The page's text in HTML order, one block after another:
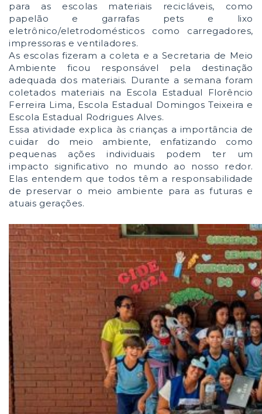
para as escolas materiais recicláveis, como
papelão e garrafas pets e lixo
eletrônico/eletrodomésticos como carregadores,
impressoras e ventiladores.
As escolas fizeram a coleta e a Secretaria de Meio
Ambiente ficou responsável pela destinação
adequada dos materiais. Durante a semana foram
coletados materiais na Escola Estadual Florêncio
Ferreira Lima, Escola Estadual Domingos Teixeira e
Escola Estadual Rodrigues Alves.
Essa atividade explica às crianças a importância de
cuidar do meio ambiente, enfatizando como
pequenas ações individuais podem ter um
impacto significativo no mundo ao nosso redor.
Elas entendem que todos têm a responsabilidade
de preservar o meio ambiente para as futuras e
atuais gerações.